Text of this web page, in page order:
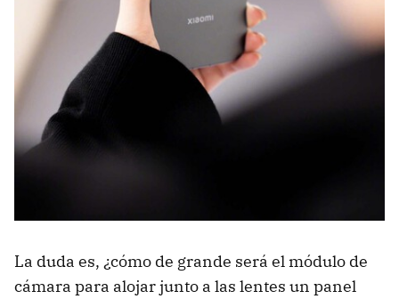
La duda es, ¿cómo de grande será el módulo de
cámara para alojar junto a las lentes un panel